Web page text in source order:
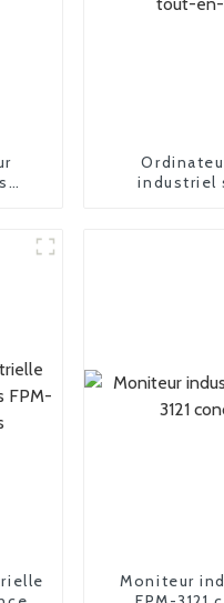
industriel
Moniteur